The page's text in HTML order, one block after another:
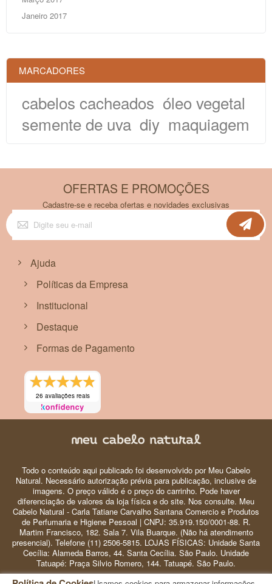
Janeiro 2017
MARCADORES
cabelos cacheados óleo vegetal
semente de uva diy maquiagem
OFERTAS E PROMOÇÕES
Cadastre-se e receba ofertas e novidades exclusivas
Inscreva-
se
na
Ajuda
Políticas da Empresa
Institucional
Destaque
Formas de Pagamento
26 avaliações reais
Todo o conteúdo aqui publicado foi desenvolvido por Meu Cabelo
Natural. Necessário autorização prévia para publicação, inclusive de
imagens. O preço válido é o preço do carrinho. Pode haver
diferenciação de valores da loja física e do site. Nos consulte. Meu
Cabelo Natural - Carla Tatiane Carvalho Santana Comercio e Produtos
de Perfumaria e Higiene Pessoal | CNPJ: 35.919.150/0001-88. R.
Martim Francisco, 182. Sala 7. Vila Buarque. (Não há atendimento
presencial). Telefone (11) 2506-5815. LOJAS FÍSICAS: Unidade Santa
Cecília: Alameda Barros, 44. Santa Cecília. São Paulo. Unidade
Tatuapé: Praça Silvio Romero, 144. Tatuapé. São Paulo.